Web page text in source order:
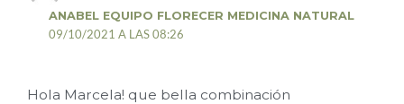
ANABEL EQUIPO FLORECER MEDICINA NATURAL
09/10/2021 A LAS 08:26
Hola Marcela! que bella combinación